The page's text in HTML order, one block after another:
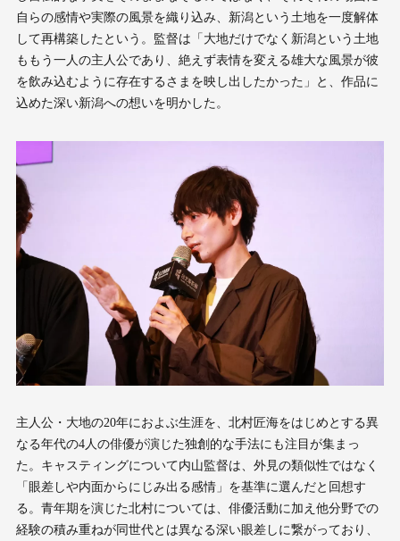
自らの感情や実際の風景を織り込み、新潟という土地を一度解体
して再構築したという。監督は「大地だけでなく新潟という土地
ももう一人の主人公であり、絶えず表情を変える雄大な風景が彼
を飲み込むように存在するさまを映し出したかった」と、作品に
込めた深い新潟への想いを明かした。
主人公・大地の20年におよぶ生涯を、北村匠海をはじめとする異
なる年代の4人の俳優が演じた独創的な手法にも注目が集まっ
た。キャスティングについて内山監督は、外見の類似性ではなく
「眼差しや内面からにじみ出る感情」を基準に選んだと回想す
る。青年期を演じた北村については、俳優活動に加え他分野での
経験の積み重ねが同世代とは異なる深い眼差しに繋がっており、